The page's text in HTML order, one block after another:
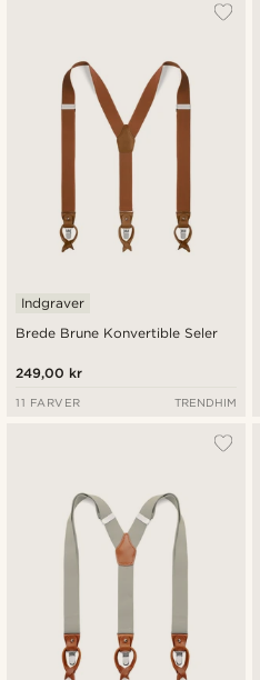
Brede Brune Konvertible Seler
Indgraver
249,00 kr
11 FARVER TRENDHIM